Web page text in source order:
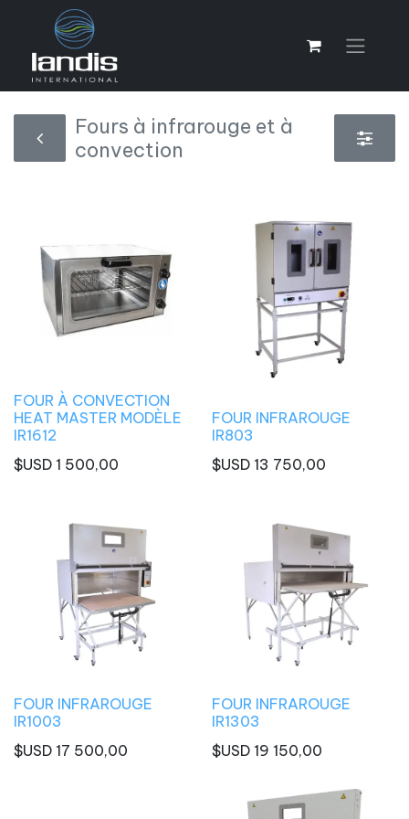
Fours à infrarouge et à
convection
FOUR À CONVECTION
HEAT MASTER MODÈLE
IR1612
$USD 1 500,00
FOUR INFRAROUGE
IR803
$USD 13 750,00
FOUR INFRAROUGE
IR1003
$USD 17 500,00
FOUR INFRAROUGE
IR1303
$USD 19 150,00